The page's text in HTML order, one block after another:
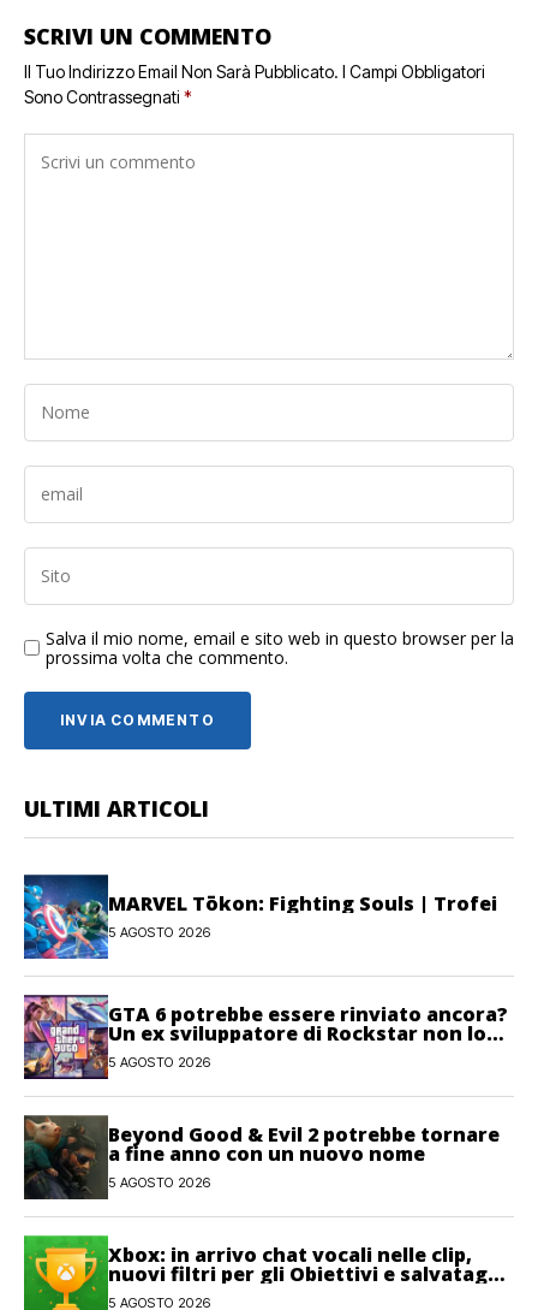
SCRIVI UN COMMENTO
Il Tuo Indirizzo Email Non Sarà Pubblicato. I Campi Obbligatori
Sono Contrassegnati *
Salva il mio nome, email e sito web in questo browser per la
prossima volta che commento.
ULTIMI ARTICOLI
MARVEL Tōkon: Fighting Souls | Trofei
5 AGOSTO 2026
GTA 6 potrebbe essere rinviato ancora?
Un ex sviluppatore di Rockstar non lo
esclude
5 AGOSTO 2026
Beyond Good & Evil 2 potrebbe tornare
a fine anno con un nuovo nome
5 AGOSTO 2026
Xbox: in arrivo chat vocali nelle clip,
nuovi filtri per gli Obiettivi e salvataggi
cloud recuperabili
5 AGOSTO 2026